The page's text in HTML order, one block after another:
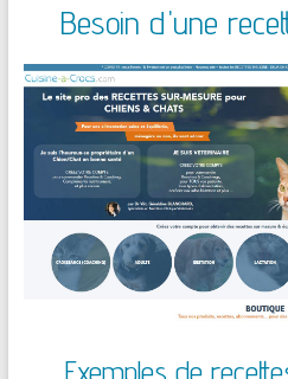
Besoin d'une
Exemples de